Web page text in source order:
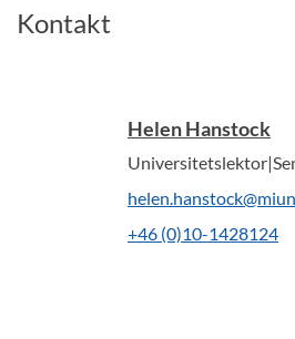
Kontakt
Helen Hanstock
+46 (0)10-1428124